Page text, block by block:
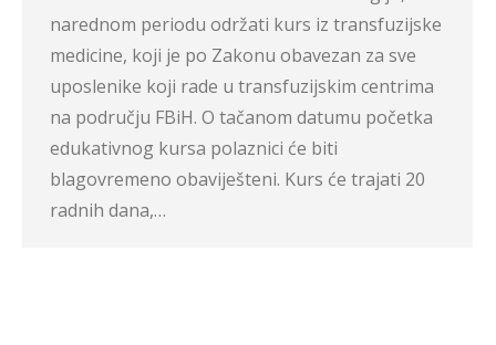
narednom periodu održati kurs iz transfuzijske
medicine, koji je po Zakonu obavezan za sve
uposlenike koji rade u transfuzijskim centrima
na području FBiH. O tačanom datumu početka
edukativnog kursa polaznici će biti
blagovremeno obaviješteni. Kurs će trajati 20
radnih dana,…